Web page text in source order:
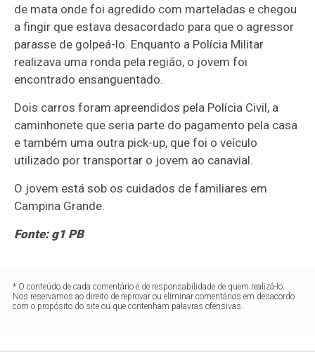
de mata onde foi agredido com marteladas e chegou
a fingir que estava desacordado para que o agressor
parasse de golpeá-lo. Enquanto a Polícia Militar
realizava uma ronda pela região, o jovem foi
encontrado ensanguentado.
Dois carros foram apreendidos pela Polícia Civil, a
caminhonete que seria parte do pagamento pela casa
e também uma outra pick-up, que foi o veículo
utilizado por transportar o jovem ao canavial.
O jovem está sob os cuidados de familiares em
Campina Grande.
Fonte: g1 PB
* O conteúdo de cada comentário é de responsabilidade de quem realizá-lo.
Nos reservamos ao direito de reprovar ou eliminar comentários em desacordo
com o propósito do site ou que contenham palavras ofensivas.